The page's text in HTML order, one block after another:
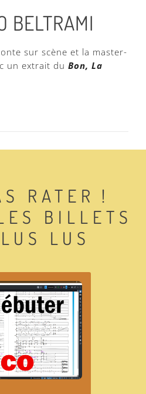
BELTRAMI
sur scène et la master-
un extrait du Bon, La
RATER !
BILLETS
LUS